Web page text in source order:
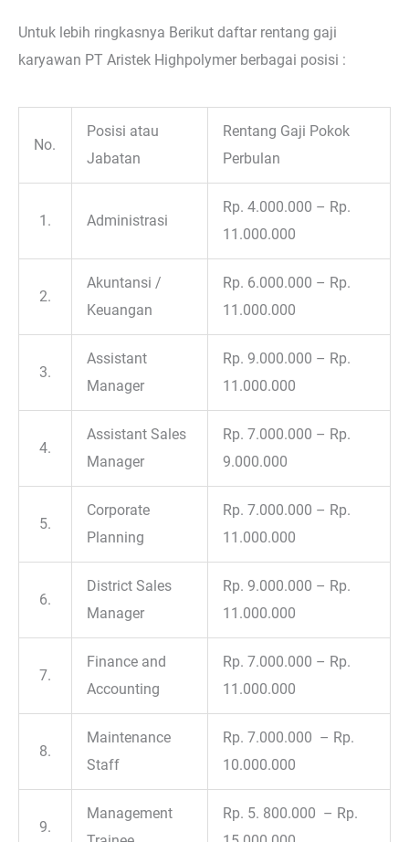
Untuk lebih ringkasnya Berikut daftar rentang gaji
karyawan PT Aristek Highpolymer berbagai posisi :
No.
Posisi atau
Jabatan
Rentang Gaji Pokok
Perbulan
1. Administrasi
Rp. 4.000.000 – Rp.
11.000.000
2.
Akuntansi /
Keuangan
Rp. 6.000.000 – Rp.
11.000.000
3.
Assistant
Manager
Rp. 9.000.000 – Rp.
11.000.000
4.
Assistant Sales
Manager
Rp. 7.000.000 – Rp.
9.000.000
5.
Corporate
Planning
Rp. 7.000.000 – Rp.
11.000.000
6.
District Sales
Manager
Rp. 9.000.000 – Rp.
11.000.000
7.
Finance and
Accounting
Rp. 7.000.000 – Rp.
11.000.000
8.
Maintenance
Staff
Rp. 7.000.000 – Rp.
10.000.000
9.
Management
Rp. 5. 800.000 – Rp.